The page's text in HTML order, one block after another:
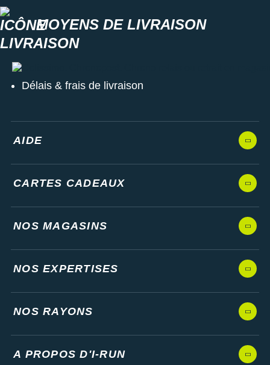
MOYENS DE LIVRAISON
Colissimo, Chronopost, Chrono relais ou retrait en magasin
Délais & frais de livraison
AIDE
CARTES CADEAUX
NOS MAGASINS
NOS EXPERTISES
NOS RAYONS
A PROPOS D'I-RUN